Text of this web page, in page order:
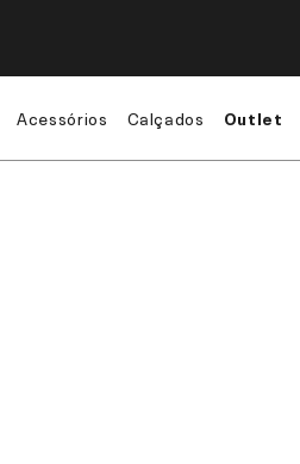
Acessórios Calçados Outlet